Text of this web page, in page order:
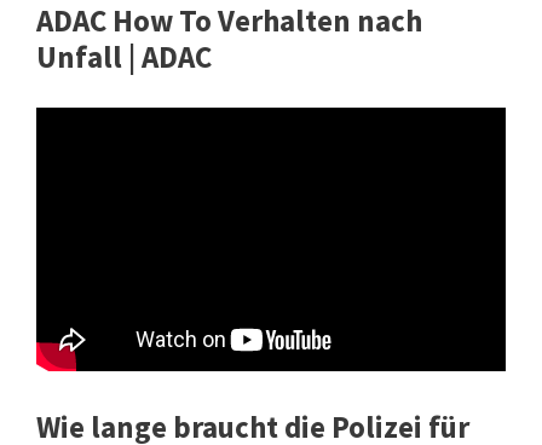
ADAC How To Verhalten nach
Unfall | ADAC
Wie lange braucht die Polizei für